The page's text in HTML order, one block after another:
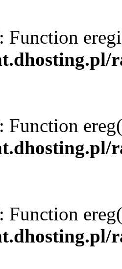
: Function
: Function
: Function